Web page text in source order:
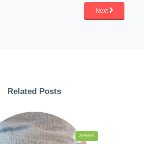
Next
Related Posts
ΆΡΘΡΑ